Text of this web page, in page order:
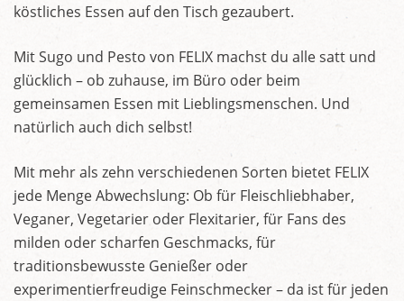
köstliches Essen auf den Tisch gezaubert.
Mit Sugo und Pesto von FELIX machst du alle satt und
glücklich – ob zuhause, im Büro oder beim
gemeinsamen Essen mit Lieblingsmenschen. Und
natürlich auch dich selbst!
Mit mehr als zehn verschiedenen Sorten bietet FELIX
jede Menge Abwechslung: Ob für Fleischliebhaber,
Veganer, Vegetarier oder Flexitarier, für Fans des
milden oder scharfen Geschmacks, für
traditionsbewusste Genießer oder
experimentierfreudige Feinschmecker – da ist für jeden